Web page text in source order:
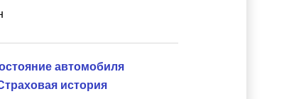
автомобиля
история